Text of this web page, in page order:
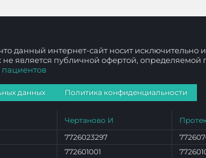
что данный интернет-сайт носит
не является публичной офертой,
данных Политика конфиденциальности
Чертаново И
7726023297
772601001